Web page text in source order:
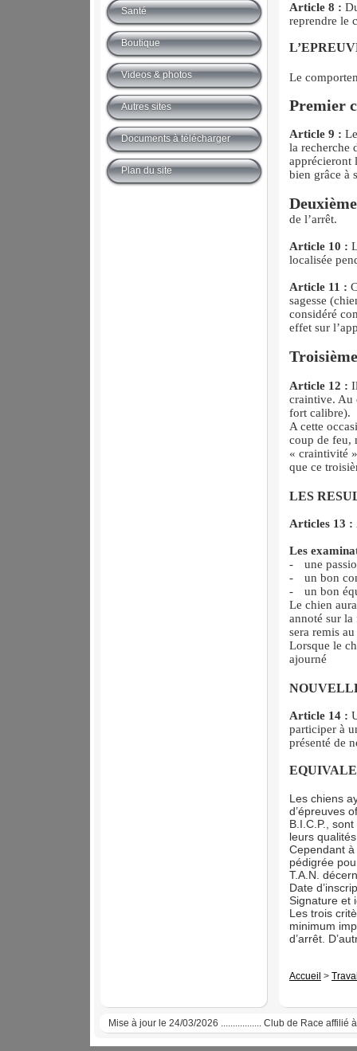
Article 8 :
reprendre le
Le
Premier
Article 9 :
la recherche
apprécieront
bien grâce à
de l’arrêt.
Article 10 :
localisée
Article 11 :
sagesse
considéré
effet sur
Article 12 :
craintive. Au
fort calibre).
A cette
coup de feu,
« craintivité
que ce
LES
Articles 13 :
Les
-
une
-
un bon
-
un bon
Le chien
annoté sur
sera remis
Lorsque le
ajourné
Article 14 :
participer à
présenté de
Les chiens
d’épreuves
B.I.C.P.,
leurs
Cependant
pédigrée
T.A.N.
Date
Signature et
Les trois
minimum
d’arrêt.
Accueil >
Santé
Boutique
Videos & photos
Autres sites
Documents à télécharger
Plan du site
Mise à jour le 24/03/2026 ................. Club de Race